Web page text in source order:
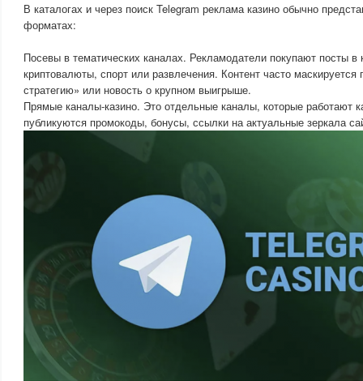
В каталогах и через поиск Telegram реклама казино обычно
форматах:
Посевы в тематических каналах. Рекламодатели покупают посты в
криптовалюты, спорт или развлечения. Контент часто маскируется
стратегию» или новость о крупном выигрыше.
Прямые каналы-казино. Это отдельные каналы, которые работают
публикуются промокоды, бонусы, ссылки на актуальные зеркала